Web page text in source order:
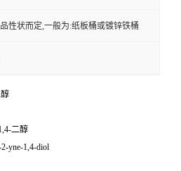
性状而定,一般为:纸板桶或镀锌铁桶
二醇
yne-1,4-diol